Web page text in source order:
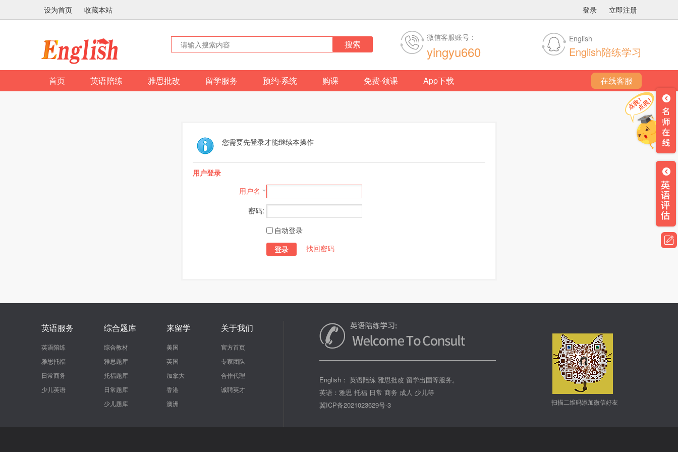
设为首页 收藏本站 登录 立即注册
搜索
微信客服账号：
yingyu660
English
English陪练学习
首页 英语陪练 雅思批改 留学服务 预约·系统 购课 免费·领课 App下载 在线客服
您需要先登录才能继续本操作
用户登录
用户名
密码:
自动登录
登录
找回密码
英语服务
英语陪练
雅思托福
日常商务
少儿英语
综合题库
综合教材
雅思题库
托福题库
日常题库
少儿题库
来留学
美国
英国
加拿大
香港
澳洲
关于我们
官方首页
专家团队
合作代理
诚聘英才
English： 英语陪练 雅思批改 留学出国等服务。
英语：雅思 托福 日常 商务 成人 少儿等
冀ICP备2021023629号-3
扫描二维码添加微信好友